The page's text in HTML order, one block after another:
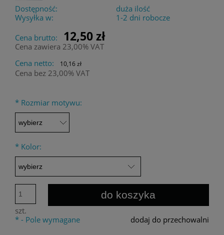
Dostępność:
duża ilość
Wysyłka w:
1-2 dni robocze
Cena brutto:
12,50 zł
Cena zawiera 23,00% VAT
Cena netto:
10,16 zł
Cena bez 23,00% VAT
* Rozmiar motywu:
* Kolor:
szt.
do koszyka
dodaj do przechowalni
* - Pole wymagane